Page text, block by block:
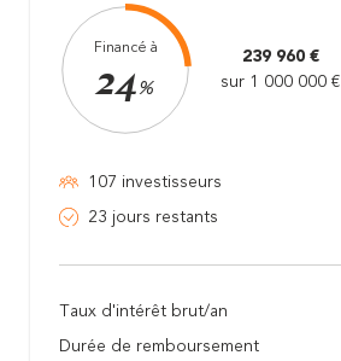
Financé à
24%
239 960 €
sur 1 000 000 €
107 investisseurs
23 jours restants
Taux d'intérêt brut/an
Durée de remboursement